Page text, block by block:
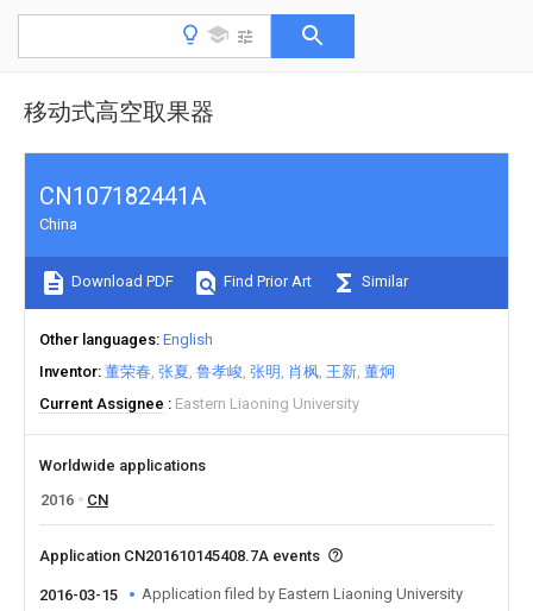
移动式高空取果器
CN107182441A
China
Download PDF Find Prior Art Similar
Other languages English
Inventor 董荣春 张夏 鲁孝峻 张明 肖枫 王新 董炯
Current Assignee
Eastern Liaoning University
Worldwide applications
2016
CN
Application CN201610145408.7A events
2016-03-15 Application filed by Eastern Liaoning University